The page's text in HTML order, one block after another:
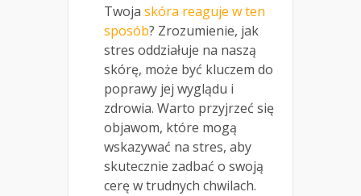
Twoja skóra reaguje w ten
sposób? Zrozumienie, jak
stres oddziałuje na naszą
skórę, może być kluczem do
poprawy jej wyglądu i
zdrowia. Warto przyjrzeć się
objawom, które mogą
wskazywać na stres, aby
skutecznie zadbać o swoją
cerę w trudnych chwilach.